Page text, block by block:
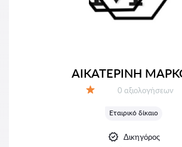
ΑΙΚΑΤΕΡΙΝΗ
Αξιολογήσεις:
0 αξιολογήσεων
Εταιρικό δίκαιο
Δικηγόρος